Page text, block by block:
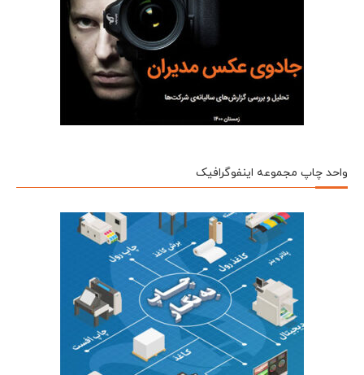
واحد چاپ مجموعه اینفوگرافیک